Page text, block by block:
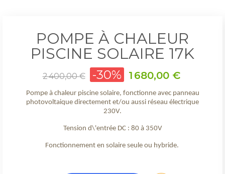
POMPE À CHALEUR
PISCINE SOLAIRE 17K
Prix
de
2 400,00 € -30% Prix
1 680,00 €
Pompe à chaleur piscine solaire, fonctionne avec panneau
photovoltaique directement et/ou aussi réseau électrique
230V.
Tension d\'entrée DC : 80 à 350V
Fonctionnement en solaire seule ou hybride.